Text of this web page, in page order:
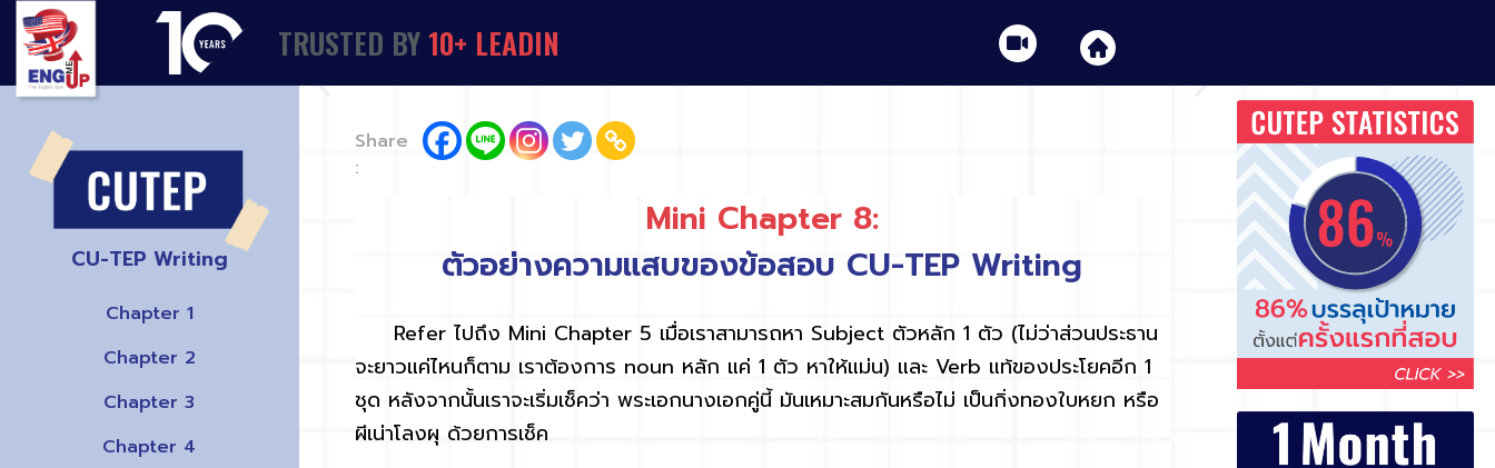
TRUSTED BY 10+ LEADIN
CU-TEP Writing
Chapter 1
Chapter 2
Chapter 3
Chapter 4
Share
:
Mini Chapter 8:
ตัวอย่างความแสบของข้อสอบ CU-TEP Writing
Refer ไปถึง Mini Chapter 5 เมื่อเราสามารถหา Subject ตัวหลัก 1 ตัว (ไม่ว่าส่วนประธาน
จะยาวแค่ไหนก็ตาม เราต้องการ noun หลัก แค่ 1 ตัว หาให้แม่น) และ Verb แท้ของประโยคอีก 1
ชุด หลังจากนั้นเราจะเริ่มเช็คว่า พระเอกนางเอกคู่นี้ มันเหมาะสมกันหรือไม่ เป็นกิ่งทองใบหยก หรือ
ผีเน่าโลงผุ ด้วยการเช็ค